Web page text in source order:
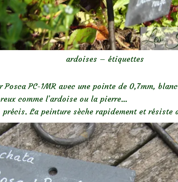
ardoises – étiquettes
Posca PC-1MR avec une pointe de 0,7mm,
comme l’ardoise ou la pierre…
La peinture sèche rapidement et résiste